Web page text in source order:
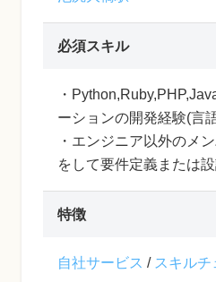
必須スキル
・
ーションの開発経験(言
・エンジニア以外のメ
をして要件定義または
特徴
自社サービス / スキルチ